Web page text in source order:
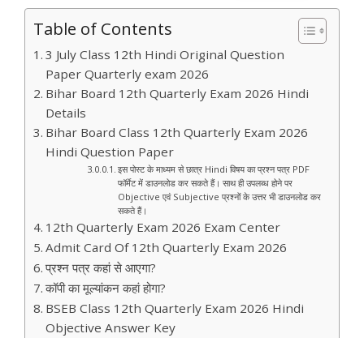
Table of Contents
3 July Class 12th Hindi Original Question
Paper Quarterly exam 2026
Bihar Board 12th Quarterly Exam 2026 Hindi
Details
Bihar Board Class 12th Quarterly Exam 2026
Hindi Question Paper
इस पोस्ट के माध्यम से छात्र Hindi विषय का प्रश्न पत्र PDF
फॉर्मेट में डाउनलोड कर सकते हैं। साथ ही उपलब्ध होने पर
Objective एवं Subjective प्रश्नों के उत्तर भी डाउनलोड कर
सकते हैं।
12th Quarterly Exam 2026 Exam Center
Admit Card Of 12th Quarterly Exam 2026
प्रश्न पत्र कहां से आएगा?
कॉपी का मूल्यांकन कहां होगा?
BSEB Class 12th Quarterly Exam 2026 Hindi
Objective Answer Key